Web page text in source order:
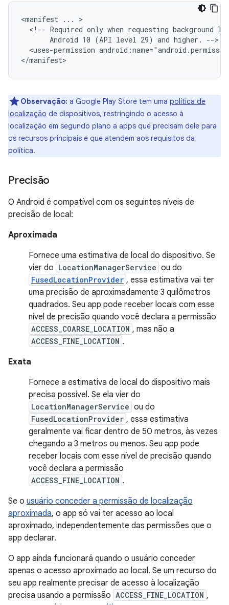
<manifest ...
<!-- Required only when requesting background
Android 10 (API level 29) and higher.
<uses-permission
Observação: a Google Play Store tem uma política de
localização de dispositivos, restringindo o acesso à
localização em segundo plano a apps que precisam dele para
os recursos principais e que atendem aos requisitos da
política.
Precisão
O Android é compatível com os seguintes níveis de
precisão de local:
Aproximada
Fornece uma estimativa de local do dispositivo. Se
vier do LocationManagerService ou do
FusedLocationProvider , essa estimativa vai ter
uma precisão de aproximadamente 3 quilômetros
quadrados. Seu app pode receber locais com esse
nível de precisão quando você declara a permissão
ACCESS_COARSE_LOCATION , mas não a
ACCESS_FINE_LOCATION .
Exata
Fornece a estimativa de local do dispositivo mais
precisa possível. Se ela vier do
LocationManagerService ou do
FusedLocationProvider , essa estimativa
geralmente vai ficar dentro de 50 metros, às vezes
chegando a 3 metros ou menos. Seu app pode
receber locais com esse nível de precisão quando
você declara a permissão
ACCESS_FINE_LOCATION .
Se o usuário conceder a permissão de localização
aproximada, o app só vai ter acesso ao local
aproximado, independentemente das permissões que o
app declarar.
O app ainda funcionará quando o usuário conceder
apenas o acesso aproximado ao local. Se um recurso do
seu app realmente precisar de acesso à localização
precisa usando a permissão ACCESS_FINE_LOCATION ,